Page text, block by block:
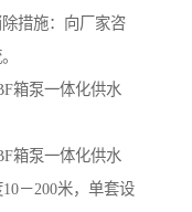
措施：向厂家咨
箱泵一体化供水
箱泵一体化供水
－200米，单套设